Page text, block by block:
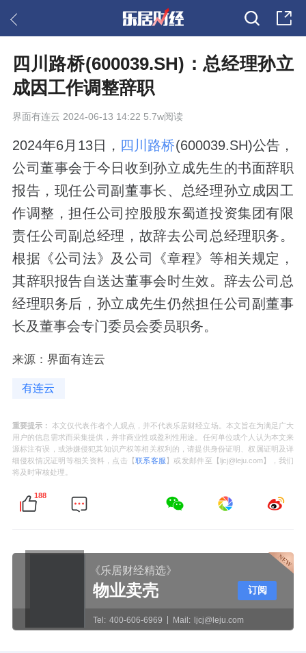
四川路桥(600039.SH)：总经理孙立
成因工作调整辞职
界面有连云 2024-06-13 14:22 5.7w阅读
2024年6月13日， 四川路桥(600039.SH)公告，
公司董事会于今日收到孙立成先生的书面辞职
报告，现任公司副董事长、总经理孙立成因工
作调整，担任公司控股股东蜀道投资集团有限
责任公司副总经理，故辞去公司总经理职务。
根据《公司法》及公司《章程》等相关规定，
其辞职报告自送达董事会时生效。辞去公司总
经理职务后，孙立成先生仍然担任公司副董事
长及董事会专门委员会委员职务。
来源：界面有连云
有连云
重要提示： 本文仅代表作者个人观点，并不代表乐居财经立场。本文旨在为满足广大
用户的信息需求而采集提供，并非商业性或盈利性用途。任何单位或个人认为本文来
源标注有误，或涉嫌侵犯其知识产权等相关权利的，请提供身份证明、权属证明及详
细侵权情况证明等相关资料，点击【联系客服 】或发邮件至【ljcj@leju.com】，我们
将及时审核处理。
188
《乐居财经精选》
物业卖壳
Tel: 400-606-6969 Mail: ljcj@leju.com
订阅